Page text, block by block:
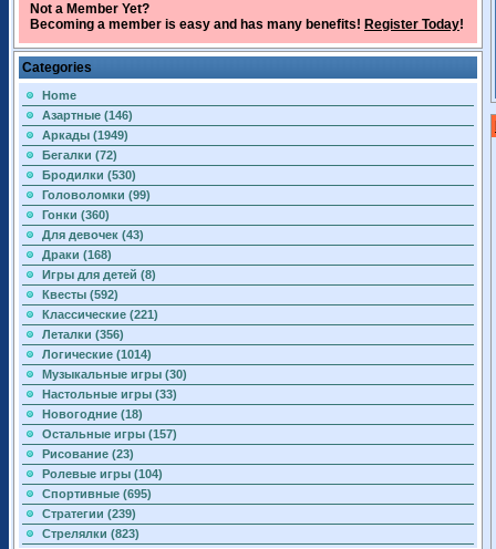
Not a Member Yet?
Becoming a member is easy and has many benefits! Register Today!
Categories
Home
Азартные (146)
Аркады (1949)
Бегалки (72)
Бродилки (530)
Головоломки (99)
Гонки (360)
Для девочек (43)
Драки (168)
Игры для детей (8)
Квесты (592)
Классические (221)
Леталки (356)
Логические (1014)
Музыкальные игры (30)
Настольные игры (33)
Новогодние (18)
Остальные игры (157)
Рисование (23)
Ролевые игры (104)
Спортивные (695)
Стратегии (239)
Стрелялки (823)